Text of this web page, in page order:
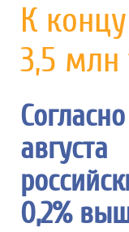
К
3,5 млн
0,2%